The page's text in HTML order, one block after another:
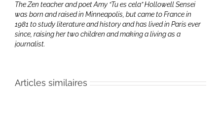
The Zen teacher and poet Amy “Tu es cela” Hollowell Sensei
was born and raised in Minneapolis, but came to France in
1981 to study literature and history and has lived in Paris ever
since, raising her two children and making a living as a
journalist.
Articles similaires